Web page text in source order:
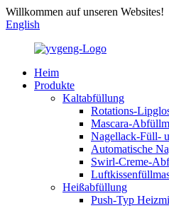
Willkommen auf unseren Websites!
English
Heim
Produkte
Kaltabfüllung
Rotations-
Mascara-
Nagellack-Füll-
Automatische
Swirl-Creme-
Heißabfüllung
Push-Typ